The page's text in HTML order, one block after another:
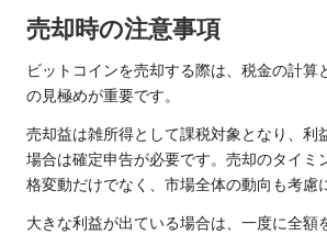
売却時の注意事項
ビットコインを売却する際は、税金の計算
の見極めが重要です。
売却益は雑所得として課税対象となり、利
場合は確定申告が必要です。売却のタイミ
格変動だけでなく、市場全体の動向も考慮
大きな利益が出ている場合は、一度に全額